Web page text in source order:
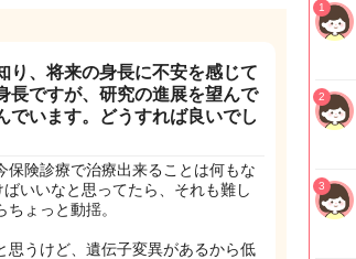
り、将来の身長に不安を感じて
長ですが、研究の進展を望んで
でいます。どうすれば良いでし
険診療で治療出来ることは何もな
いいなと思ってたら、それも難し
ょっと動揺。
思うけど、遺伝子変異があるから低
1
2
3